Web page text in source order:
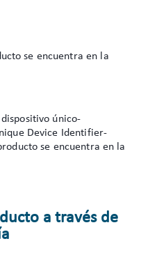
se encuentra en la
único-
Device Identifier-
se encuentra en la
a través de